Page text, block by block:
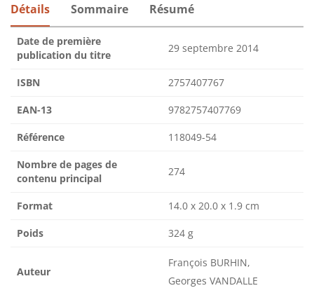
Détails Sommaire Résumé
Date de première
publication du titre
29 septembre 2014
ISBN 2757407767
EAN-13 9782757407769
Référence 118049-54
Nombre de pages de
contenu principal
274
Format 14.0 x 20.0 x 1.9 cm
Poids 324 g
Auteur
François BURHIN,
Georges VANDALLE